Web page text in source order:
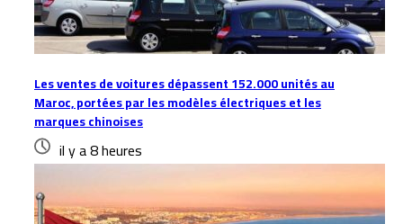
Les ventes de voitures dépassent 152.000 unités au
Maroc, portées par les modèles électriques et les
marques chinoises
il y a 8 heures